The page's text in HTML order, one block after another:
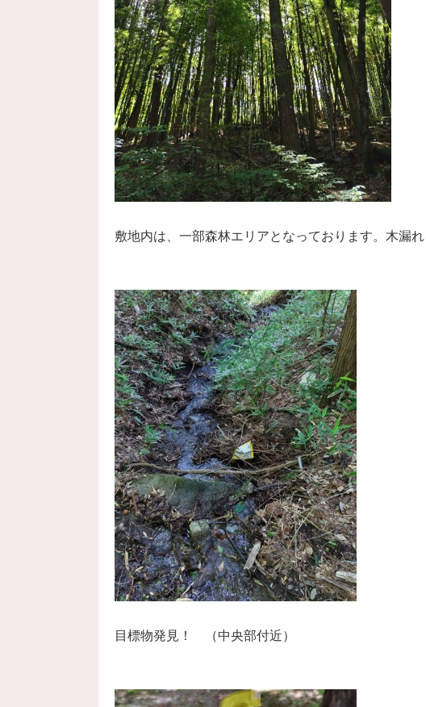
敷地内は、一部森林エリアとなっております。木漏れ
目標物発見！ （中央部付近）